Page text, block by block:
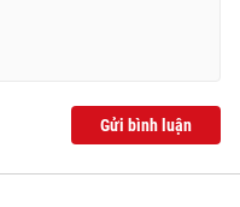
Gửi bình luận